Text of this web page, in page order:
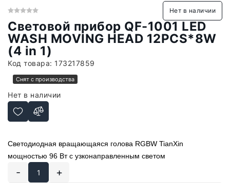
Нет в наличии
Световой прибор QF-1001 LED
WASH MOVING HEAD 12PCS*8W
(4 in 1)
Код товара: 173217859
Снят с производства
Нет в наличии
Светодиодная вращающаяся голова RGBW TianXin
мощностью 96 Вт с узконаправленным светом
- +